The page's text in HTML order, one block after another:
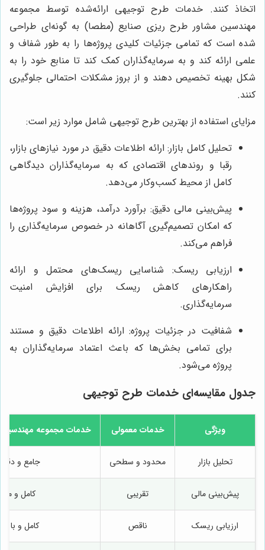
اتخاذ کنند. خدمات طرح توجیهی ارائه‌شده توسط مجموعه
مهندسین مشاور طرح ریزی صنایع (مطصا) به گونه‌ای طراحی
شده است که تمامی جزئیات کلیدی پروژه‌ها را به طور شفاف و
علمی ارائه کند و به سرمایه‌گذاران کمک کند تا منابع خود را به
شکل بهینه تخصیص دهند و از بروز مشکلات احتمالی جلوگیری
کنند.
مزایای استفاده از بهترین طرح توجیهی شامل موارد زیر است:
تحلیل کامل بازار: ارائه اطلاعات دقیق در مورد نیازهای بازار،
رقبا و روندهای اقتصادی که به سرمایه‌گذاران دیدگاهی
کامل از محیط کسب‌وکار می‌دهد.
پیش‌بینی مالی دقیق: برآورد درآمد، هزینه و سود پروژه‌ها
که امکان تصمیم‌گیری آگاهانه در خصوص سرمایه‌گذاری را
فراهم می‌کند.
ارزیابی ریسک: شناسایی ریسک‌های محتمل و ارائه
راهکارهای کاهش ریسک برای افزایش امنیت
سرمایه‌گذاری.
شفافیت در جزئیات پروژه: ارائه اطلاعات دقیق و مستند
برای تمامی بخش‌ها که باعث اعتماد سرمایه‌گذاران به
پروژه می‌شود.
جدول مقایسه‌ای خدمات طرح توجیهی
ویژگی خدمات معمولی خدمات مجموعه
تحلیل بازار محدود و سطحی جامع و
پیش‌بینی مالی تقریبی کامل و
ارزیابی ریسک ناقص کامل و با